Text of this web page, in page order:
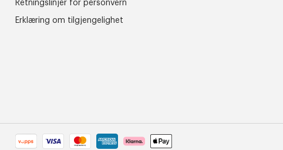
Retningslinjer for personvern
Erklæring om tilgjengelighet